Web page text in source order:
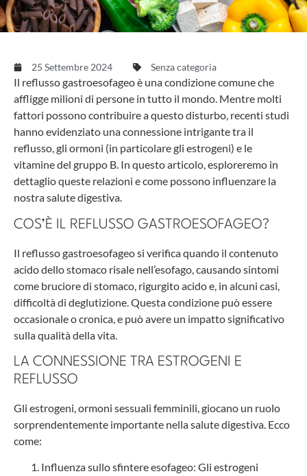
25 Settembre 2024 Senza categoria
Il reflusso gastroesofageo è una condizione comune che
affligge milioni di persone in tutto il mondo. Mentre molti
fattori possono contribuire a questo disturbo, recenti studi
hanno evidenziato una connessione intrigante tra il
reflusso, gli ormoni (in particolare gli estrogeni) e le
vitamine del gruppo B. In questo articolo, esploreremo in
dettaglio queste relazioni e come possono influenzare la
nostra salute digestiva.
COS’È IL REFLUSSO GASTROESOFAGEO?
Il reflusso gastroesofageo si verifica quando il contenuto
acido dello stomaco risale nell’esofago, causando sintomi
come bruciore di stomaco, rigurgito acido e, in alcuni casi,
difficoltà di deglutizione. Questa condizione può essere
occasionale o cronica, e può avere un impatto significativo
sulla qualità della vita.
LA CONNESSIONE TRA ESTROGENI E
REFLUSSO
Gli estrogeni, ormoni sessuali femminili, giocano un ruolo
sorprendentemente importante nella salute digestiva. Ecco
come:
Influenza sullo sfintere esofageo: Gli estrogeni